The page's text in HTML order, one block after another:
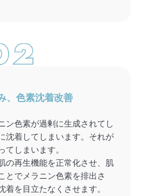
、色素沈着改善
ン色素が過剰に生成されてし
沈着してしまいます。それが
てしまいます。
の再生機能を正常化させ、肌
とでメラニン色素を排出さ
着を目立たなくさせます。